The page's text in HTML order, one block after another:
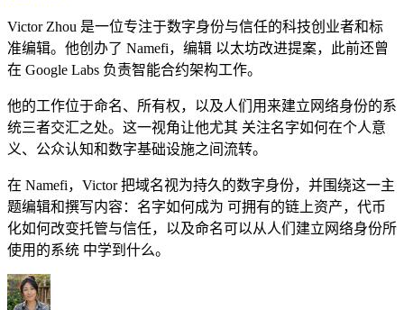
Victor Zhou 是一位专注于数字身份与信任的科技创业者和标
准编辑。他创办了 Namefi，编辑 以太坊改进提案，此前还曾
在 Google Labs 负责智能合约架构工作。
他的工作位于命名、所有权，以及人们用来建立网络身份的系
统三者交汇之处。这一视角让他尤其 关注名字如何在个人意
义、公众认知和数字基础设施之间流转。
在 Namefi，Victor 把域名视为持久的数字身份，并围绕这一主
题编辑和撰写内容：名字如何成为 可拥有的链上资产，代币
化如何改变托管与信任，以及命名可以从人们建立网络身份所
使用的系统 中学到什么。